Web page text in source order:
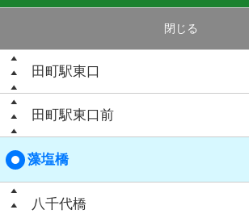
閉じる
田町駅東口
田町駅東口前
藻塩橋
八千代橋